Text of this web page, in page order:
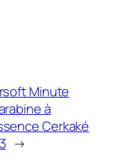
Minute
à
Cerkaké
→